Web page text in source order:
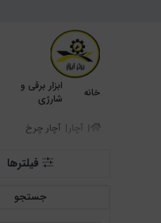
خانه
ابزار برقی و
شارژی
آچار
آچار چرخ
فیلترها
جستجو